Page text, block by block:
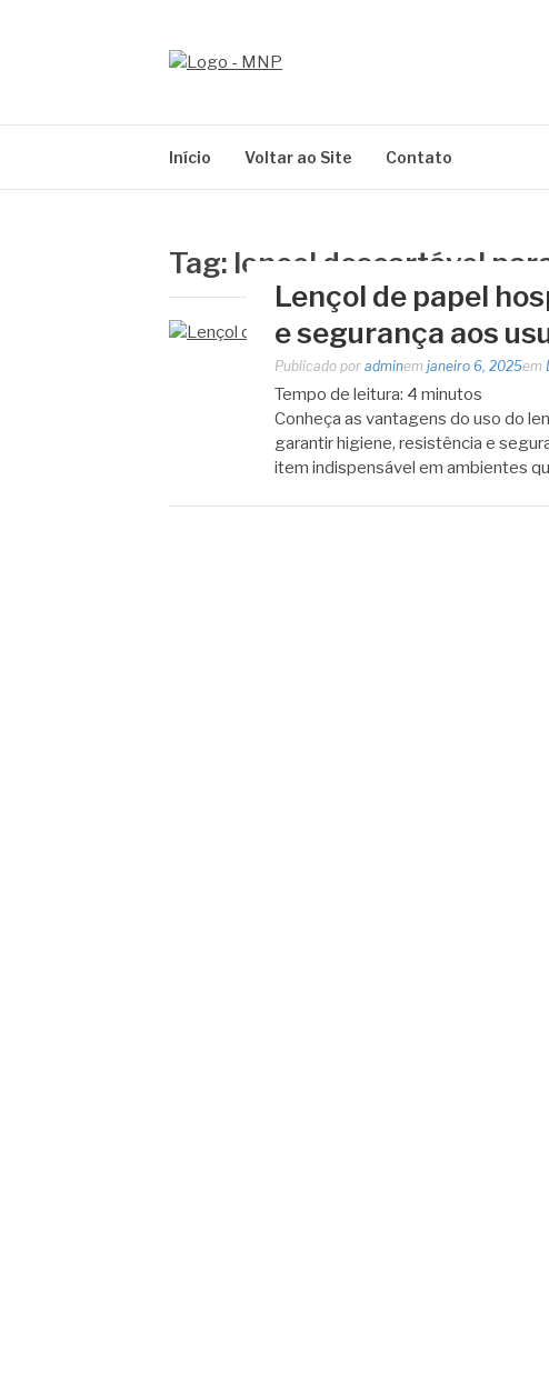
Início Voltar ao Site Contato
Tag: lençol descartável
Lençol de papel
e segurança aos
Publicado por adminem janeiro 6, 2025em
Tempo de leitura: 4 minutos
Conheça as vantagens do uso do
garantir higiene, resistência e
item indispensável em ambientes